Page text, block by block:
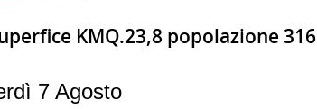
KMQ.23,8 popolazione 316
7 Agosto